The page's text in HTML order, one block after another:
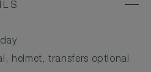
helmet, transfers optional